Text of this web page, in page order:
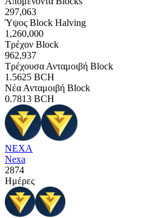
297,063
Ύψος Block Halving
1,260,000
Τρέχον Block
962,937
Τρέχουσα Ανταμοιβή Block
1.5625 BCH
Νέα Ανταμοιβή Block
0.7813 BCH
NEXA
Nexa
2874
Ημέρες